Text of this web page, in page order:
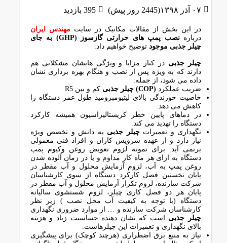
۰۷ آذر ۱۳۹۸(2445 روز پیش)
395 بازدید
در این بخش از مقالات مکانیک در سایت مهندس ایران
درباره
نصب پمپ های حرارتی گازسوز (GHP) به جای
چیلر جذبی موجود توضیح خواهیم داد.
چیلر جذبی در کنار مزایا و ویژگی هایشان مشکلاتی هم
دارند که به ویژه پس از نصب و هنگام بهره برداری نشان
داده می شود، از جمله:
ضریب عملکرد (COP) چیلر جذبی کم و بین R5
خاصیت خورندگی بالای لیتیومبرومید طول عمر دستگاه را
کاهش می دهد.
در دماهای پایین خطر کریستالیزاسیون همیشه کارکرد
دستگاه را تهدید می کند.
نگهداری و تعمیراتچیلر جذبی به دانش و تخصص ویژه
نیاز دارد و از عهده سرویس کاران و افراد فنی معمولی
برنمی آید. برای نمونه لزوم تعویض روغن وکیوم پمپ
دستگاه به ازای هر ماه کار مداوم و یا در زمان آلوده شدن
روغن پمپ به آب، لزوم آزمایش محلول و آب مقطر در
پایان نخستین فصل کارکرد دستگاه از سوی کارشناسان
شرکت سازنده، لزوم تکرار آزمایش محلول و آب مقطر در
پایان هر دو فصل کاری چیلر، لزوم شستشوی سالیانه
دستگاه (با توجه به کیفیت آب محل نصب ) زیر نظر
کارشناسان شرکت سازنده و … از موارد ضروری نگهداری
چیلر جذبی است که نشان دهنده حساسیت زیاد و هزینه
بالای نگهداری و تعمیرات این چیلرهاست.
نیاز به منبع برق اضطراری (هرچند کوچک) برای پیشگیری